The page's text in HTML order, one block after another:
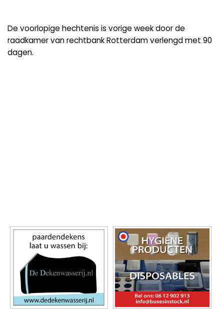
De voorlopige hechtenis is vorige week door de
raadkamer van rechtbank Rotterdam verlengd met 90
dagen.